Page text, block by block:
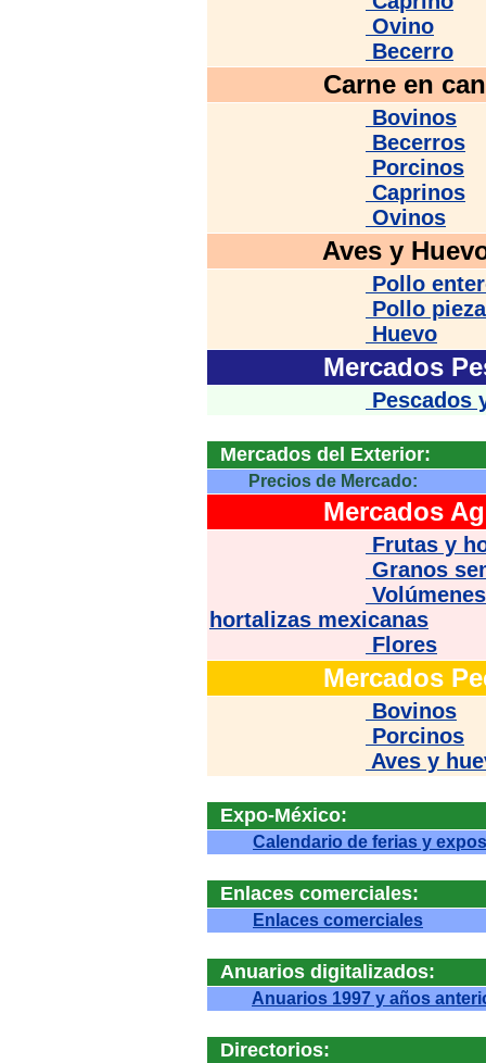
Ovino
Becerro
Carne en
Bovinos
Becerros
Porcinos
Caprinos
Ovinos
Aves y
Pollo
Pollo pieza
Huevo
Mercados
Pescados
Mercados del Exterior:
Precios de Mercado:
Mercados
Frutas y
Granos
hortalizas mexicanas
Flores
Mercados
Bovinos
Porcinos
Aves y
Expo-México:
Calendario de ferias y
Enlaces comerciales:
Enlaces comerciales
Anuarios digitalizados:
Anuarios 1997 y años
Directorios: